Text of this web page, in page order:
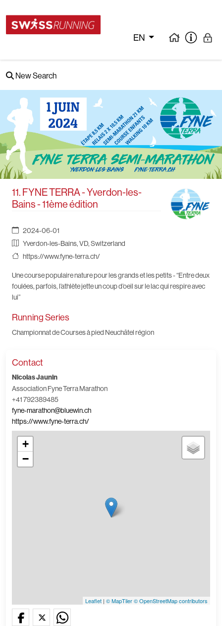
EN
New Search
11. FYNE TERRA - Yverdon-les-
Bains - 11ème édition
2024-06-01
Yverdon-les-Bains, VD, Switzerland
https://www.fyne-terra.ch/
Une course populaire nature pour les grands et les petits - “Entre deux
foulées, parfois, l’athlète jette un coup d’oeil sur le lac qui respire avec
lui”
Running Series
Championnat de Courses à pied Neuchâtel région
Contact
Nicolas Jaunin
Association Fyne Terra Marathon
+41 792389485
fyne-marathon@bluewin.ch
https://www.fyne-terra.ch/
+
−
Leaflet | © MapTiler© OpenStreetMap contributors